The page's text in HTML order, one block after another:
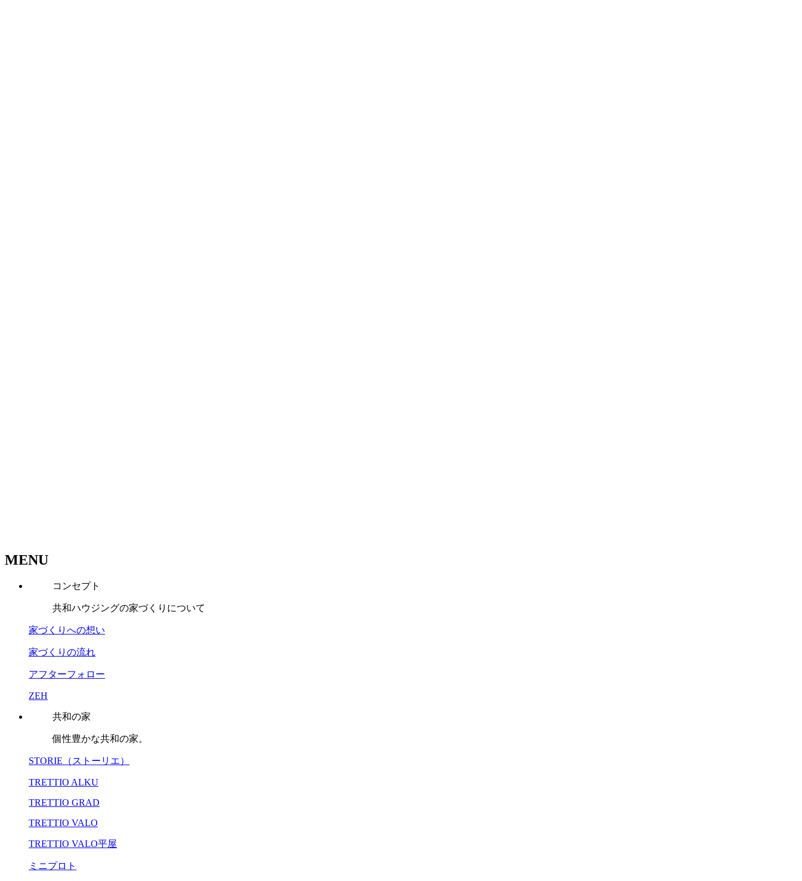
MENU
コンセプト
共和ハウジングの家づくりについて
家づくりへの想い
家づくりの流れ
アフターフォロー
ZEH
共和の家
個性豊かな共和の家。
STORIE（ストーリエ）
TRETTIO ALKU
TRETTIO GRAD
TRETTIO VALO
TRETTIO VALO平屋
ミニプロト